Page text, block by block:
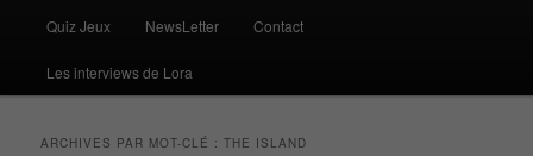
Quiz Jeux NewsLetter Contact
Les interviews de Lora
ARCHIVES PAR MOT-CLÉ :THE ISLAND